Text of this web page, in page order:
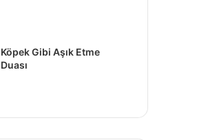
Köpek Gibi Aşık Etme
Duası